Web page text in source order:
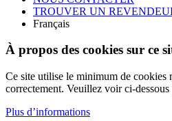
TROUVER UN
Français
À propos des cookies sur ce
Ce site utilise le minimum de cookies
correctement. Veuillez voir ci-
Plus d’informations